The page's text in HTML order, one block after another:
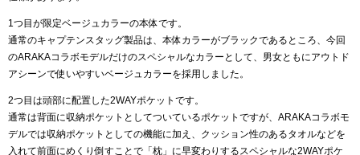
1つ目が限定ベージュカラーの本体です。
通常のキャプテンスタッグ製品は、本体カラーがブラックであるところ、今回
のARAKAコラボモデルだけのスペシャルなカラーとして、男女ともにアウトド
アシーンで使いやすいベージュカラーを採用しました。
2つ目は頭部に配置した2WAYポケットです。
通常は背面に収納ポケットとしてついているポケットですが、ARAKAコラボモ
デルでは収納ポケットとしての機能に加え、クッション性のあるタオルなどを
入れて前面にめくり倒すことで「枕」に早変わりするスペシャルな2WAYポケ